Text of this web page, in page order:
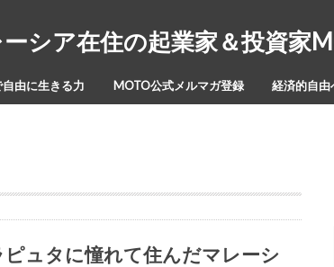
ーシア在住の起業家＆投資家
由に生きる力 MOTO公式メルマガ登録 経済的自由
ピュタに憧れて住んだマレーシ